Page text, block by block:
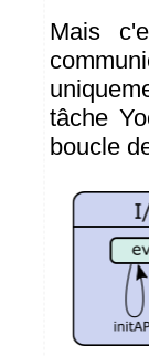
Mais
tâche
boucle